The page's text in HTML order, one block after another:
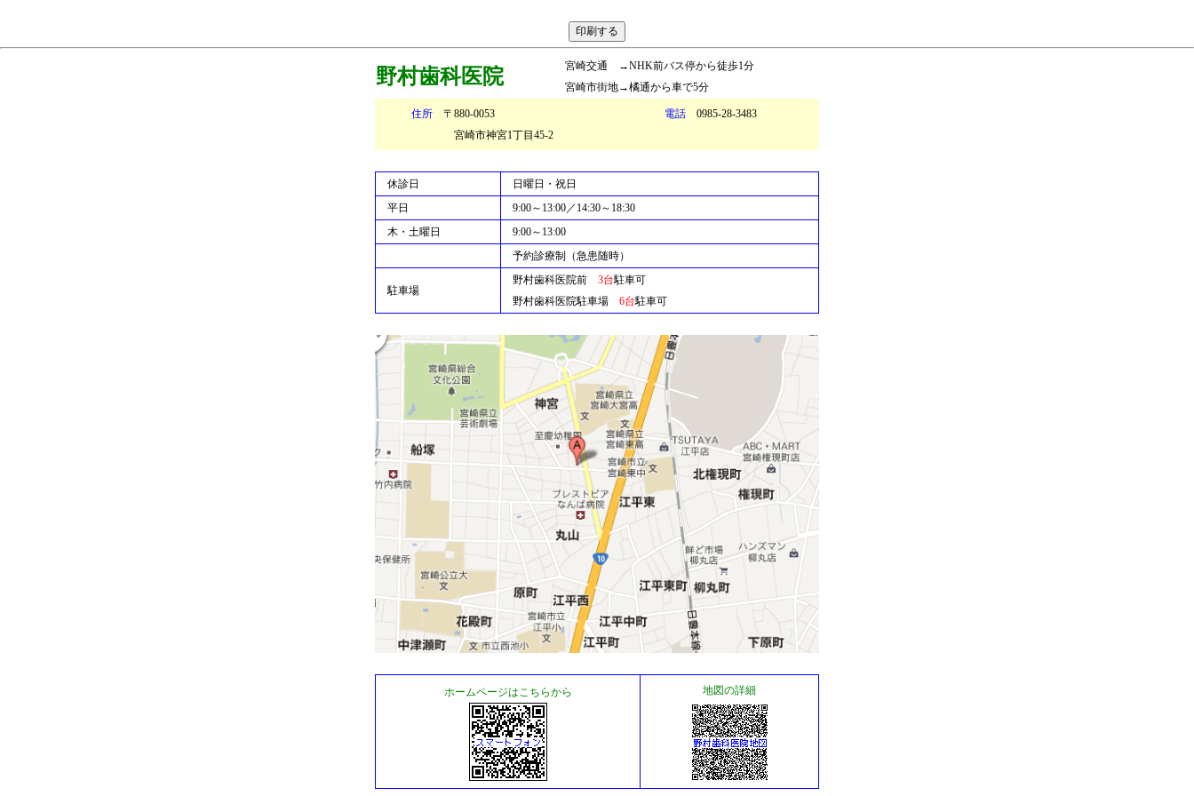
野村歯科医院
宮崎交通 →NHK前バス停から徒歩1分
宮崎市街地→橘通から車で5分
住所 〒880-0053
宮崎市神宮1丁目45-2
電話 0985-28-3483
休診日
日曜日・祝日
平日
9:00～13:00／14:30～18:30
木・土曜日
9:00～13:00
予約診療制（急患随時）
駐車場
野村歯科医院前 3台駐車可
野村歯科医院駐車場 6台駐車可
ホームページはこちらから 地図の詳細